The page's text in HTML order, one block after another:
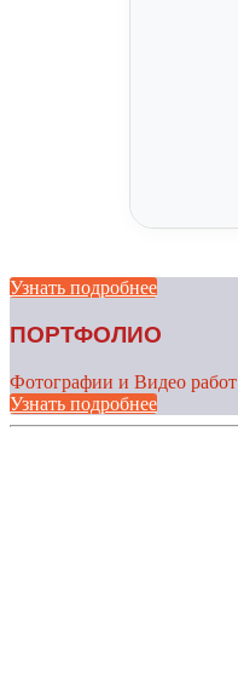
Узнать подробнее
ПОРТФОЛИО
Фотографии и Видео работ
Узнать подробнее